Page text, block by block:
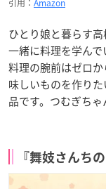
引用： Amazon
ひとり娘と暮らす
一緒に料理を学んで
料理の腕前はゼロ
味しいものを作り
品です。つむぎち
『舞妓さんち